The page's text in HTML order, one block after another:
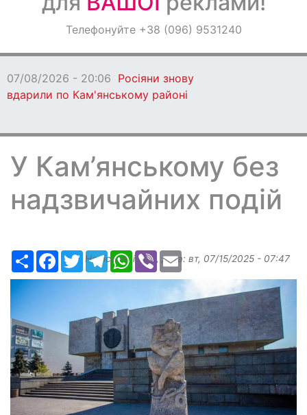
ОголошенняТелефонуйте +38 (096) 9531240
07/08/2026 - 20:06 Росіяни знову
вдарили по Кам'янському районі
У Кам’янському без
надзвичайних подій
РесурсFacebook
TwitterTelegramWhatsApp
ViberEmail
Надіслав: ilona , дата: вт, 07/15/2025 - 07:47